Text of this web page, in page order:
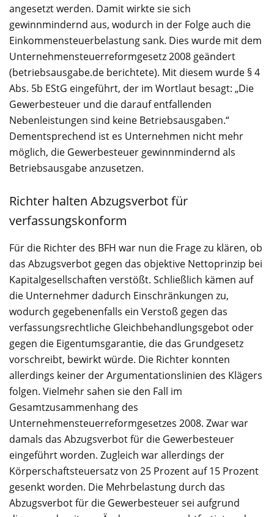
angesetzt werden. Damit wirkte sie sich
gewinnmindernd aus, wodurch in der Folge auch die
Einkommensteuerbelastung sank. Dies wurde mit dem
Unternehmensteuerreformgesetz 2008 geändert
(betriebsausgabe.de berichtete). Mit diesem wurde § 4
Abs. 5b EStG eingeführt, der im Wortlaut besagt: „Die
Gewerbesteuer und die darauf entfallenden
Nebenleistungen sind keine Betriebsausgaben.“
Dementsprechend ist es Unternehmen nicht mehr
möglich, die Gewerbesteuer gewinnmindernd als
Betriebsausgabe anzusetzen.
Richter halten Abzugsverbot für
verfassungskonform
Für die Richter des BFH war nun die Frage zu klären, ob
das Abzugsverbot gegen das objektive Nettoprinzip bei
Kapitalgesellschaften verstößt. Schließlich kämen auf
die Unternehmer dadurch Einschränkungen zu,
wodurch gegebenenfalls ein Verstoß gegen das
verfassungsrechtliche Gleichbehandlungsgebot oder
gegen die Eigentumsgarantie, die das Grundgesetz
vorschreibt, bewirkt würde. Die Richter konnten
allerdings keiner der Argumentationslinien des Klägers
folgen. Vielmehr sahen sie den Fall im
Gesamtzusammenhang des
Unternehmensteuerreformgesetzes 2008. Zwar war
damals das Abzugsverbot für die Gewerbesteuer
eingeführt worden. Zugleich war allerdings der
Körperschaftsteuersatz von 25 Prozent auf 15 Prozent
gesenkt worden. Die Mehrbelastung durch das
Abzugsverbot für die Gewerbesteuer sei aufgrund